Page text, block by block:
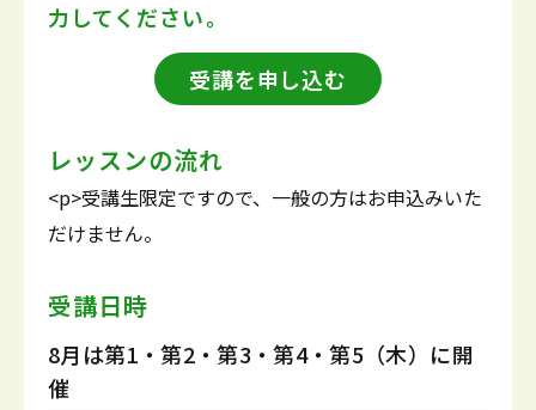
力してください。
受講を申し込む
レッスンの流れ
<p>受講生限定ですので、一般の方はお申込みいた
だけません。
受講日時
8月は第1・第2・第3・第4・第5（木）に開
催